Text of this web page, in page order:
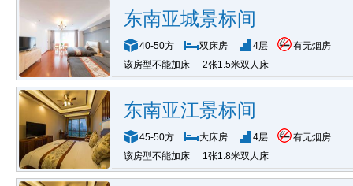
东南亚城景标间
40-50方 双床房 4层
有无烟房
该房型不能加床
2张1.5米双人床
东南亚江景标间
45-50方 大床房 4层
有无烟房
该房型不能加床
1张1.8米双人床